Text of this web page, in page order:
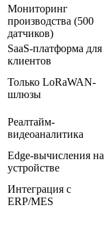
Мониторинг
производства (500
датчиков)
SaaS-платформа для
клиентов
Только LoRaWAN-
шлюзы
Реалтайм-
видеоаналитика
Edge-вычисления на
устройстве
Интеграция с
ERP/MES